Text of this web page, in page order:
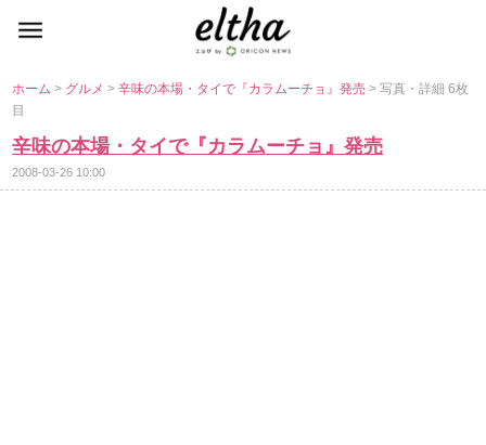
ホーム> グルメ>辛味の本場・タイで『カラムーチョ』発売> 写真・詳細 6枚
目
辛味の本場・タイで『カラムーチョ』発売
2008-03-26 10:00